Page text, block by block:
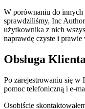
W porównaniu do innych
sprawdziliśmy, Inc
użytkownika z nich
naprawdę czyste i prawie
Obsługa Klienta
Po zarejestrowaniu się w
pomoc telefoniczną i e-
Osobiście